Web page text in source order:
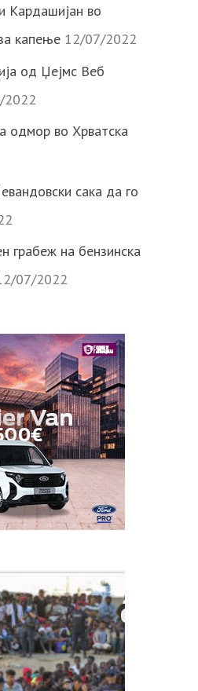
Кардашијан во
капење 12/07/2022
од Џејмс Веб
2022
одмор во Хрватска
сака да го
на бензинска
07/2022